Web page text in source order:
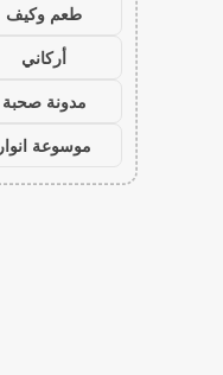
طعم وكيف
أركاني
مدونة صحبة
موسوعة انوار